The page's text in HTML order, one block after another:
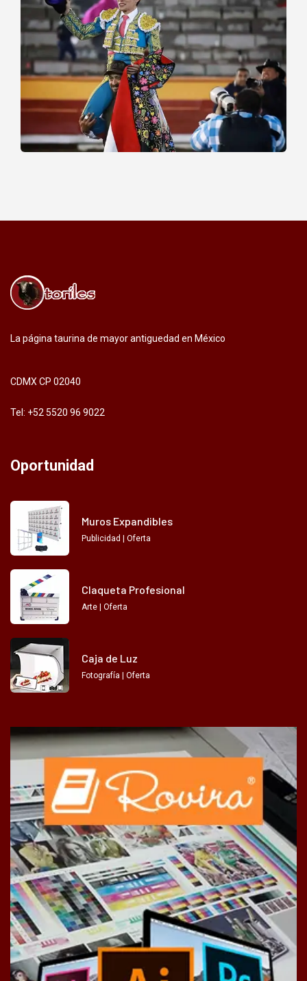
La página taurina de mayor antiguedad en México
CDMX CP 02040
Tel: +52 5520 96 9022
Oportunidad
Muros Expandibles
Publicidad | Oferta
Claqueta Profesional
Arte | Oferta
Caja de Luz
Fotografía | Oferta